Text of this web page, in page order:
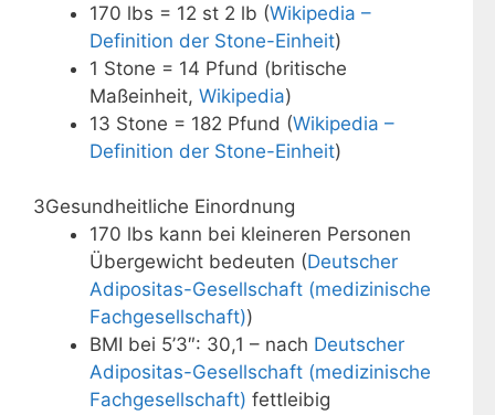
170 lbs = 12 st 2 lb (Wikipedia –
Definition der Stone-Einheit)
1 Stone = 14 Pfund (britische
Maßeinheit, Wikipedia)
13 Stone = 182 Pfund (Wikipedia –
Definition der Stone-Einheit)
3Gesundheitliche Einordnung
170 lbs kann bei kleineren Personen
Übergewicht bedeuten (Deutscher
Adipositas-Gesellschaft (medizinische
Fachgesellschaft))
BMI bei 5’3″: 30,1 – nach Deutscher
Adipositas-Gesellschaft (medizinische
Fachgesellschaft) fettleibig